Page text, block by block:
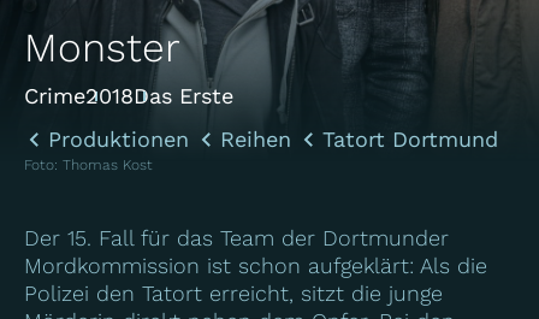
Monster
Crime2018Das Erste
Produktionen
Reihen Tatort Dortmund
Foto: Thomas Kost
Der 15. Fall für das Team der Dortmunder
Mordkommission ist schon aufgeklärt: Als die
Polizei den Tatort erreicht, sitzt die junge